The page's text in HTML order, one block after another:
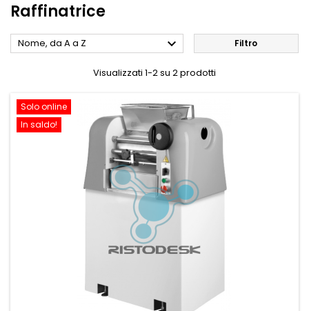
Raffinatrice
Nome, da A a Z  Filtro
Visualizzati 1-2 su 2 prodotti
Solo online
In saldo!